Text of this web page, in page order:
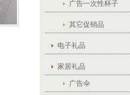
广告一次性杯子
其它促销品
电子礼品
家居礼品
广告伞